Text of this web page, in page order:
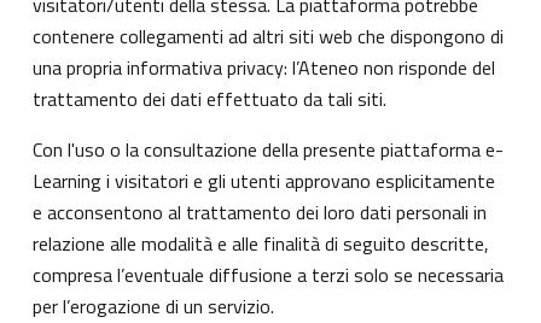
contenere collegamenti ad altri siti web che dispongono di
una propria informativa privacy: l’Ateneo non risponde del
trattamento dei dati effettuato da tali siti.
Con l'uso o la consultazione della presente piattaforma e-
Learning i visitatori e gli utenti approvano esplicitamente
e acconsentono al trattamento dei loro dati personali in
relazione alle modalità e alle finalità di seguito descritte,
compresa l’eventuale diffusione a terzi solo se necessaria
per l’erogazione di un servizio.